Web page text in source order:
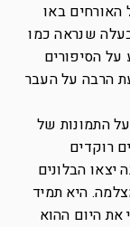
האורחים באו
שנראה כמו
הסיפורים
הרבה על העבר
התמונות של
רוקדים
הבלונים
היא תמיד
היום ההוא